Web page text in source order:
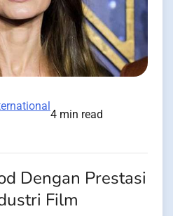
4 min read
Dengan Prestasi
Film